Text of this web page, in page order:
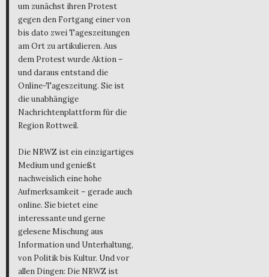
um zunächst ihren Protest
gegen den Fortgang einer von
bis dato zwei Tageszeitungen
am Ort zu artikulieren. Aus
dem Protest wurde Aktion –
und daraus entstand die
Online-Tageszeitung. Sie ist
die unabhängige
Nachrichtenplattform für die
Region Rottweil.
Die NRWZ ist ein einzigartiges
Medium und genießt
nachweislich eine hohe
Aufmerksamkeit – gerade auch
online. Sie bietet eine
interessante und gerne
gelesene Mischung aus
Information und Unterhaltung,
von Politik bis Kultur. Und vor
allen Dingen: Die NRWZ ist